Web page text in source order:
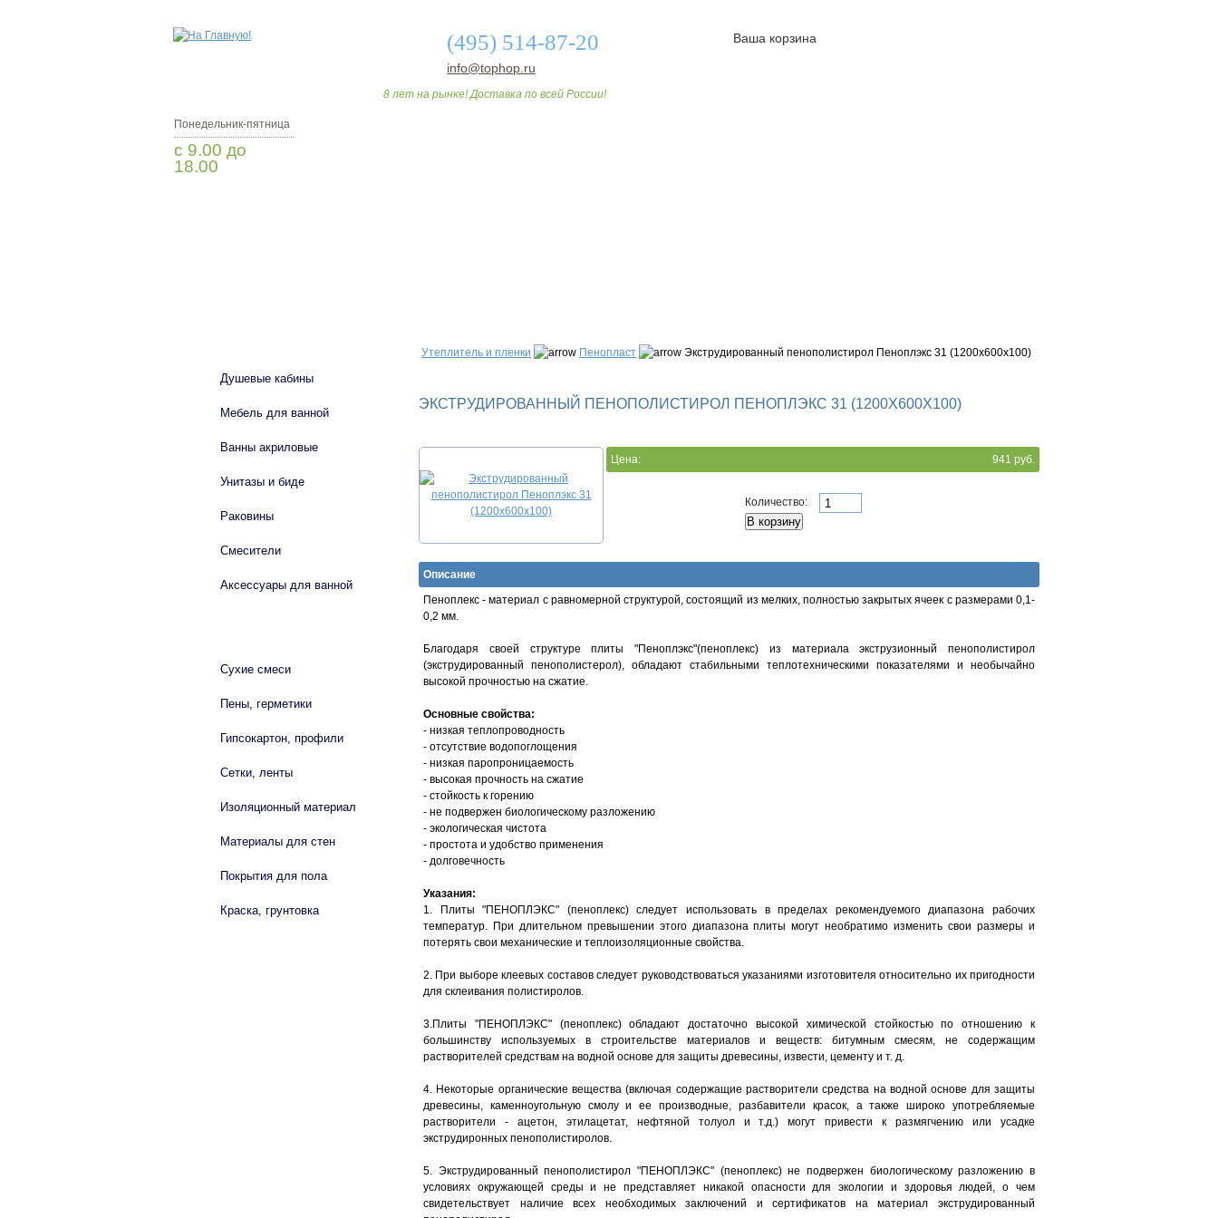
(495) 514-87-20
info@tophop.ru
8 лет на рынке! Доставка по всей России!
Ваша корзина
Понедельник-пятница
с 9.00 до
18.00
Утеплитель и пленки Пенопласт Экструдированный пенополистирол Пеноплэкс 31 (1200х600х100)
ЭКСТРУДИРОВАННЫЙ ПЕНОПОЛИСТИРОЛ ПЕНОПЛЭКС 31 (1200Х600Х100)
Цена: 941 руб.
Количество:
Описание
Пеноплекс - материал с равномерной структурой, состоящий из мелких, полностью закрытых ячеек с размерами 0,1-
0,2 мм.
Благодаря своей структуре плиты "Пеноплэкс"(пеноплекс) из материала экструзионный пенополистирол
(экструдированный пенополистерол), обладают стабильными теплотехническими показателями и необычайно
высокой прочностью на сжатие.
Основные свойства:
- низкая теплопроводность
- отсутствие водопоглощения
- низкая паропроницаемость
- высокая прочность на сжатие
- стойкость к горению
- не подвержен биологическому разложению
- экологическая чистота
- простота и удобство применения
- долговечность
Указания:
1. Плиты "ПЕНОПЛЭКС" (пеноплекс) следует использовать в пределах рекомендуемого диапазона рабочих
температур. При длительном превышении этого диапазона плиты могут необратимо изменить свои размеры и
потерять свои механические и теплоизоляционные свойства.
2. При выборе клеевых составов следует руководствоваться указаниями изготовителя относительно их пригодности
для склеивания полистиролов.
3.Плиты "ПЕНОПЛЭКС" (пеноплекс) обладают достаточно высокой химической стойкостью по отношению к
большинству используемых в строительстве материалов и веществ: битумным смесям, не содержащим
растворителей средствам на водной основе для защиты древесины, извести, цементу и т. д.
4. Некоторые органические вещества (включая содержащие растворители средства на водной основе для защиты
древесины, каменноугольную смолу и ее производные, разбавители красок, а также широко употребляемые
растворители - ацетон, этилацетат, нефтяной толуол и т.д.) могут привести к размягчению или усадке
экструдиронных пенополистиролов.
5. Экструдированный пенополистирол "ПЕНОПЛЭКС" (пеноплекс) не подвержен биологическому разложению в
условиях окружающей среды и не представляет никакой опасности для экологии и здоровья людей, о чем
свидетельствует наличие всех необходимых заключений и сертификатов на материал экструдированный
Душевые кабины
Мебель для ванной
Ванны акриловые
Унитазы и биде
Раковины
Смесители
Аксессуары для ванной
Сухие смеси
Пены, герметики
Гипсокартон, профили
Сетки, ленты
Изоляционный материал
Материалы для стен
Покрытия для пола
Краска, грунтовка